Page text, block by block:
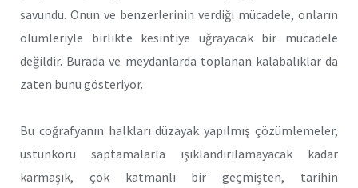
savundu. Onun ve benzerlerinin verdiği mücadele, onların
ölümleriyle birlikte kesintiye uğrayacak bir mücadele
değildir. Burada ve meydanlarda toplanan kalabalıklar da
zaten bunu gösteriyor.
Bu coğrafyanın halkları düzayak yapılmış çözümlemeler,
üstünkörü saptamalarla ışıklandırılamayacak kadar
karmaşık, çok katmanlı bir geçmişten, tarihin